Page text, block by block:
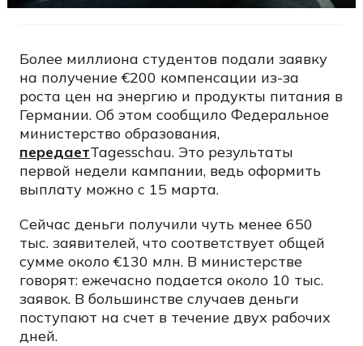
Более миллиона студентов подали заявку
на получение €200 компенсации из-за
роста цен на энергию и продукты питания в
Германии. Об этом сообщило Федеральное
министерство образования,
передаетTagesschau. Это результаты
первой недели кампании, ведь оформить
выплату можно с 15 марта.
Сейчас деньги получили чуть менее 650
тыс. заявителей, что соответствует общей
сумме около €130 млн. В министерстве
говорят: ежечасно подается около 10 тыс.
заявок. В большинстве случаев деньги
поступают на счет в течение двух рабочих
дней.